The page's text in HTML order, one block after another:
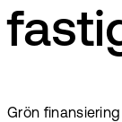
Grön